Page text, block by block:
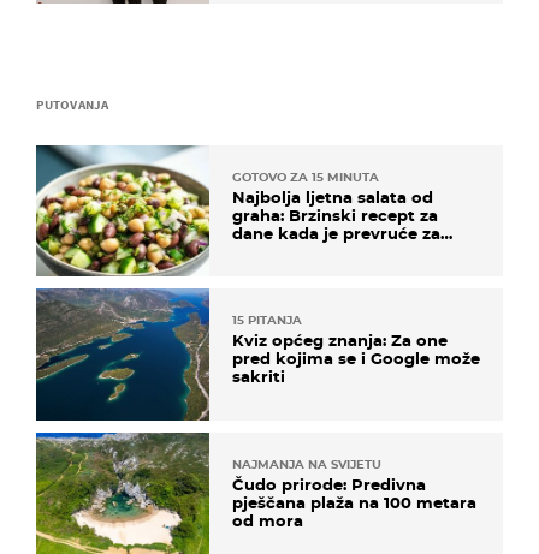
PUTOVANJA
GOTOVO ZA 15 MINUTA
Najbolja ljetna salata od
graha: Brzinski recept za
dane kada je prevruće za
15 PITANJA
Kviz općeg znanja: Za one
pred kojima se i Google može
sakriti
NAJMANJA NA SVIJETU
Čudo prirode: Predivna
pješčana plaža na 100 metara
od mora